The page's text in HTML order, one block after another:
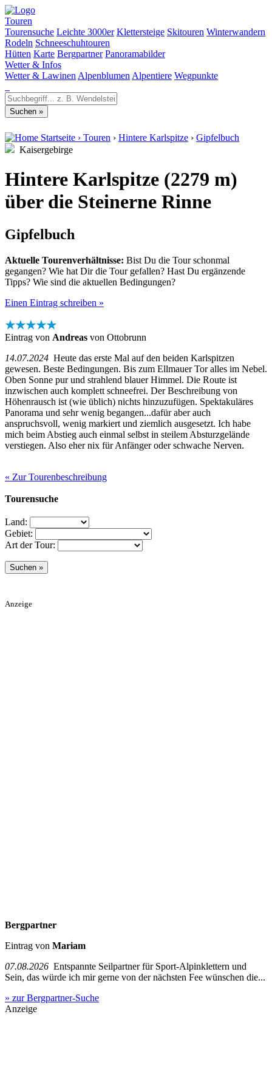
Touren
Tourensuche Leichte 3000er Klettersteige Skitouren Winterwandern
Rodeln Schneeschuhtouren
Hütten Karte Bergpartner Panoramabilder
Wetter & Infos
Wetter & Lawinen Alpenblumen Alpentiere Wegpunkte
Startseite › Touren › Hintere Karlspitze › Gipfelbuch
Kaisergebirge
Hintere Karlspitze (2279 m)
über die Steinerne Rinne
Gipfelbuch
Aktuelle Tourenverhältnisse: Bist Du die Tour schonmal
gegangen? Wie hat Dir die Tour gefallen? Hast Du ergänzende
Tipps? Wie sind die aktuellen Bedingungen?
Einen Eintrag schreiben »
★★★★★
Eintrag von Andreas von Ottobrunn
14.07.2024 Heute das erste Mal auf den beiden Karlspitzen
gewesen. Beste Bedingungen. Bis zum Ellmauer Tor alles im Nebel.
Oben Sonne pur und strahlend blauer Himmel. Die Route ist
inzwischen auch komplett schneefrei. Der Beschreibung von
Höhenrausch ist (wie üblich) nichts hinzuzufügen. Spektakuläres
Panorama und sehr wenig begangen...dafür aber auch
anspruchsvoll, wenig markiert und ziemlich ausgesetzt. Ich habe
mich beim Abstieg auch einmal selbst in steilem Absturzgelände
verstiegen. Also eher nix für Anfänger oder schwache Nerven.
« Zur Tourenbeschreibung
Tourensuche
Land:
Gebiet:
Art der Tour:
Anzeige
Bergpartner
Eintrag von Mariam
07.08.2026 Entspannte Seilpartner für Sport-Alpinklettern und
Sein, das würde ich mir gerne von der nächsten Fee wünschen die...
» zur Bergpartner-Suche
Anzeige